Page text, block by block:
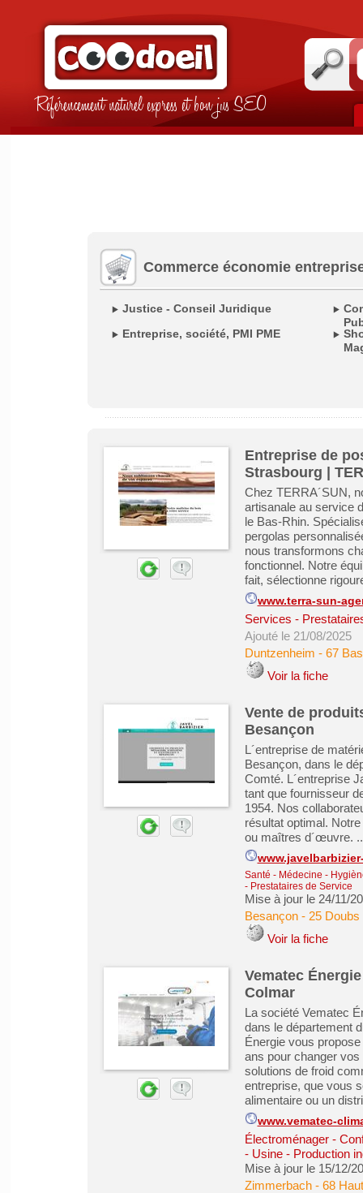
Référencement naturel express et bon jus SEO
Commerce économie
Justice - Conseil Juridique
Entreprise, société, PMI PME
Entreprise de
Strasbourg |
Chez TERRA´SUN,
artisanale au service
le Bas-Rhin.
pergolas
nous transformons
fonctionnel. Notre
fait, sélectionne
www.terra-sun-
Services -
Ajouté le 21/08/2025
Duntzenheim - 67
Voir la fiche
Vente de
Besançon
L´entreprise de
Besançon, dans le
Comté. L´entreprise
tant que fournisseur
1954. Nos
résultat optimal.
ou maîtres d´œuvre.
Santé - Médecine -
- Prestataires de Service
Mise à jour le 24/11/
Besançon- 25 Doubs
Voir la fiche
Vematec
Colmar
La société Vematec
dans le département
Énergie vous
ans pour changer
solutions de froid
entreprise, que vous
alimentaire ou un
www.vematec-
Électroménager -
- Usine - Production
Mise à jour le 15/12/
Zimmerbach- 68